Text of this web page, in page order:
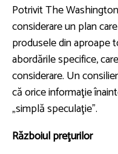
Potrivit The
considerare un plan
produsele din aproape
abordările specifice,
considerare. Un
că orice informaţie
„simplă speculaţie”.
Războiul preţurilor